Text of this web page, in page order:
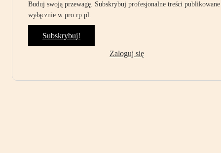
Buduj swoją przewagę. Subskrybuj profesjonalne treści publikowane
wyłącznie w pro.rp.pl.
Subskrybuj!
Zaloguj się